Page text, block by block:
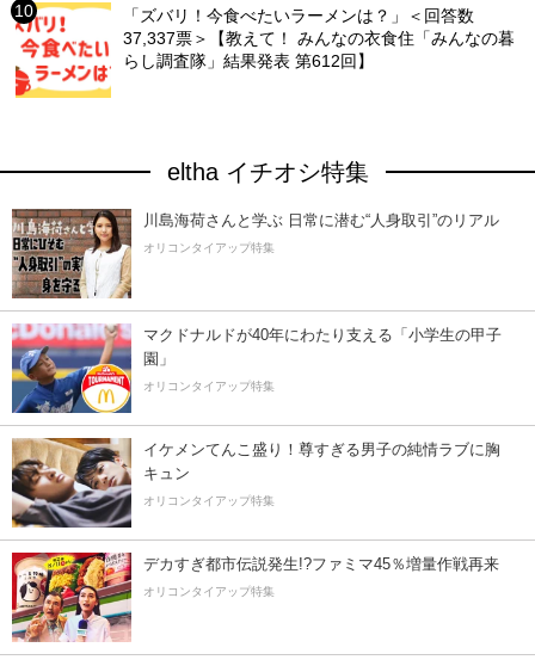
「ズバリ！今食べたいラーメンは？」＜回答数
37,337票＞【教えて！ みんなの衣食住「みんなの暮
らし調査隊」結果発表 第612回】
eltha イチオシ特集
川島海荷さんと学ぶ 日常に潜む“人身取引”のリアル
オリコンタイアップ特集
マクドナルドが40年にわたり支える「小学生の甲子
園」
オリコンタイアップ特集
イケメンてんこ盛り！尊すぎる男子の純情ラブに胸
キュン
オリコンタイアップ特集
デカすぎ都市伝説発生!?ファミマ45％増量作戦再来
オリコンタイアップ特集